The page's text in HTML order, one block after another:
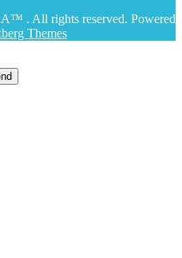
. All rights reserved. Powered
Themes